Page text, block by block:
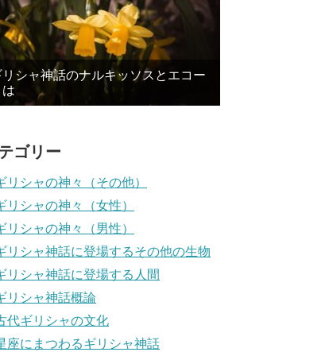
リシャ神話のナルキッソスとエコー
は
ゴリー
リシャの神々（その他）
リシャの神々（女性）
リシャの神々（男性）
リシャ神話に登場するその他の生物
リシャ神話に登場する人間
リシャ神話概論
代ギリシャの文化
座にまつわるギリシャ神話